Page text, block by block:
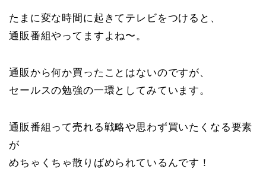
たまに変な時間に起きてテレビをつけると、
通販番組やってますよね〜。
通販から何か買ったことはないのですが、
セールスの勉強の一環としてみています。
通販番組って売れる戦略や思わず買いたくなる要素
が
めちゃくちゃ散りばめられているんです！